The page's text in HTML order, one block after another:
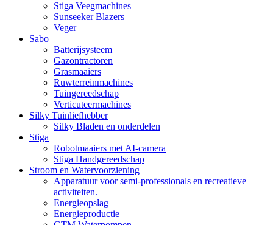
Stiga Veegmachines
Sunseeker Blazers
Veger
Sabo
Batterijsysteem
Gazontractoren
Grasmaaiers
Ruwterreinmachines
Tuingereedschap
Verticuteermachines
Silky Tuinliefhebber
Silky Bladen en onderdelen
Stiga
Robotmaaiers met AI-camera
Stiga Handgereedschap
Stroom en Watervoorziening
Apparatuur voor semi-professionals en recreatieve
activiteiten.
Energieopslag
Energieproductie